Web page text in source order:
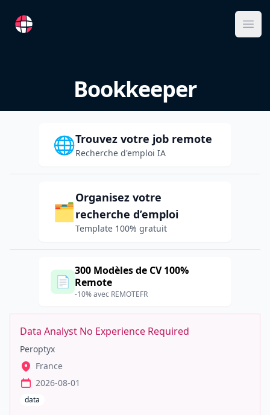
RemoteFR
Bookkeeper
🌐Trouvez votre job remote
Recherche d'emploi IA
🗂️
Organisez votre
recherche d’emploi
Template 100% gratuit
📄
300 Modèles de CV 100%
Remote
-10% avec REMOTEFR
Data Analyst No Experience Required
Peroptyx
France
2026-08-01
data